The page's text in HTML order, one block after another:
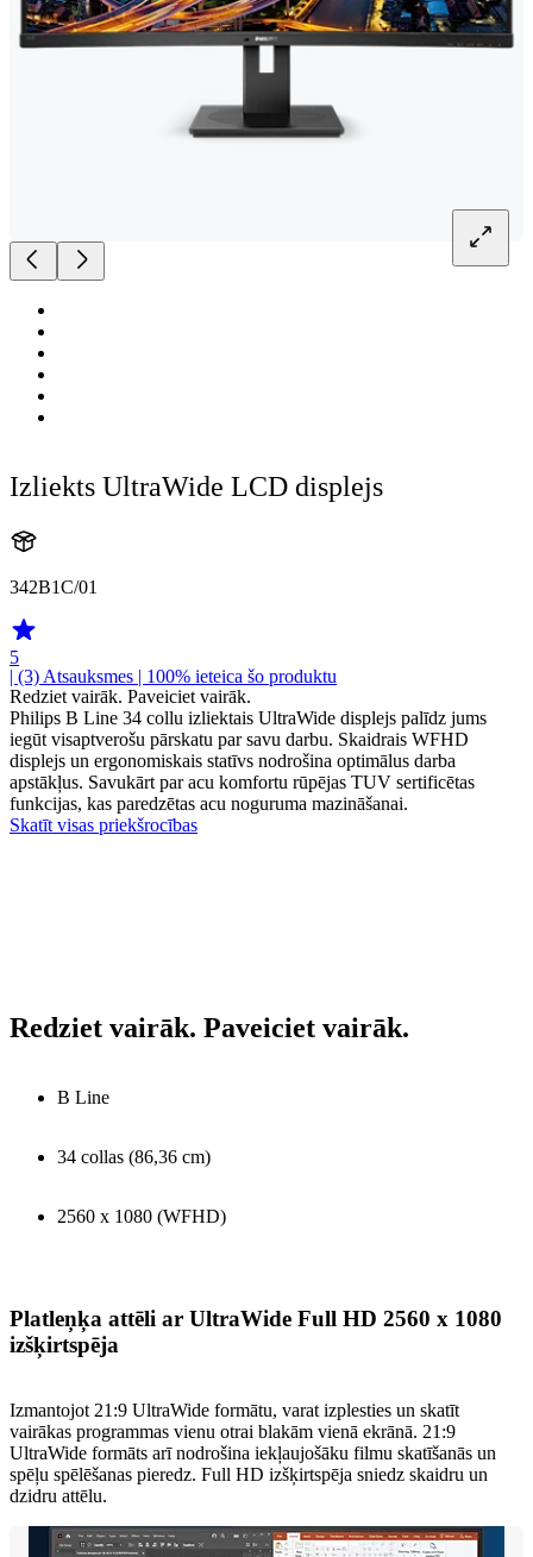
Izliekts UltraWide LCD displejs
342B1C/01
5
| (3) Atsauksmes | 100% ieteica šo produktu
Redziet vairāk. Paveiciet vairāk.
Philips B Line 34 collu izliektais UltraWide displejs palīdz jums
iegūt visaptverošu pārskatu par savu darbu. Skaidrais WFHD
displejs un ergonomiskais statīvs nodrošina optimālus darba
apstākļus. Savukārt par acu komfortu rūpējas TUV sertificētas
funkcijas, kas paredzētas acu noguruma mazināšanai.
Skatīt visas priekšrocības
Redziet vairāk. Paveiciet vairāk.
B Line
34 collas (86,36 cm)
2560 x 1080 (WFHD)
Platleņķa attēli ar UltraWide Full HD 2560 x 1080
izšķirtspēja
Izmantojot 21:9 UltraWide formātu, varat izplesties un skatīt
vairākas programmas vienu otrai blakām vienā ekrānā. 21:9
UltraWide formāts arī nodrošina iekļaujošāku filmu skatīšanās un
spēļu spēlēšanas pieredz. Full HD izšķirtspēja sniedz skaidru un
dzidru attēlu.